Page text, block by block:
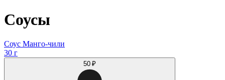
Соусы
Соус Манго-чили
30 г
50 ₽